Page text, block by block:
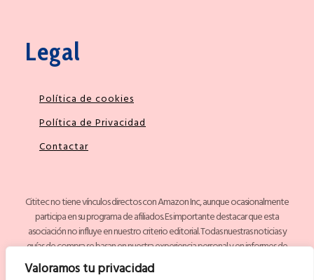
Valoramos tu privacidad
Legal
Política de cookies
Política de Privacidad
Contactar
Cititec no tiene vínculos directos con Amazon Inc, aunque ocasionalmente
participa en su programa de afiliados. Es importante destacar que esta
asociación no influye en nuestro criterio editorial. Todas nuestras noticias y
guías de compra se basan en nuestra experiencia personal y en informes de
numerosos clientes, priorizando siempre la calidad de los productos.